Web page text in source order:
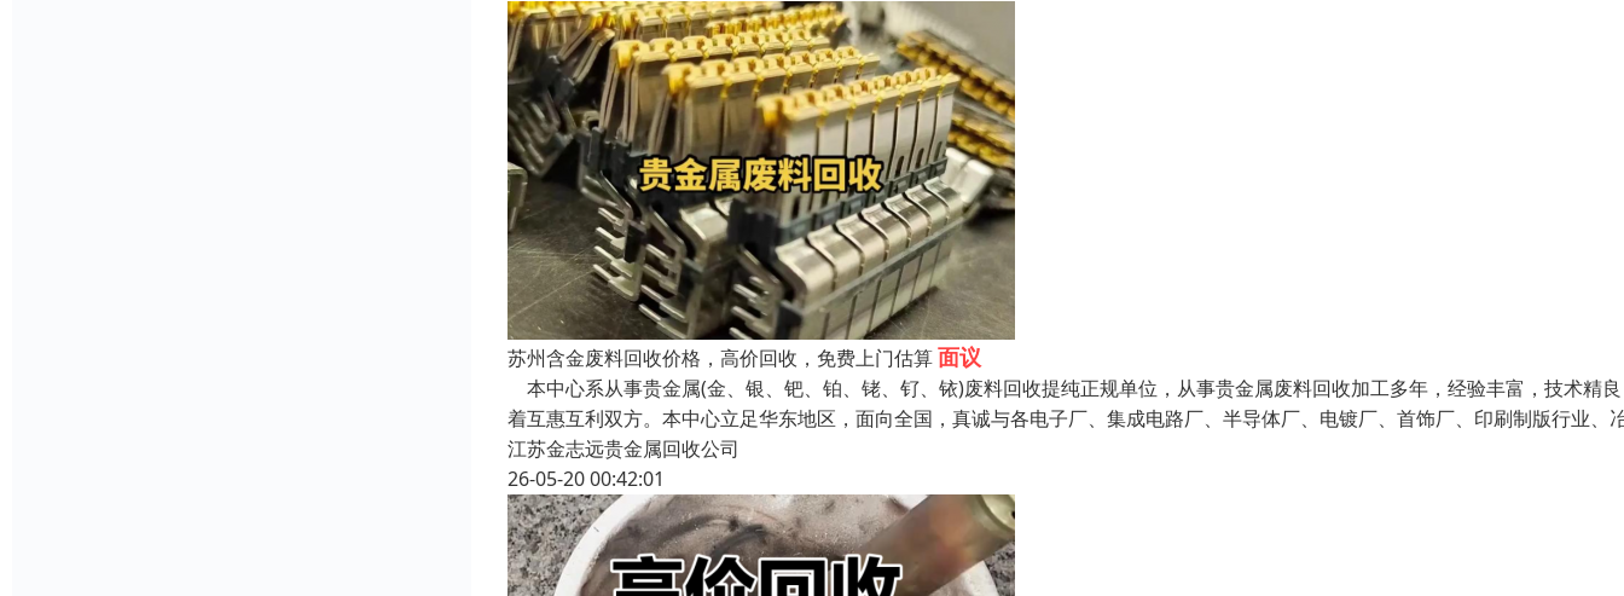
苏州含金废料回收价格，高价回收，免费上门估算面议
本中心系从事贵金属(金、银、钯、铂、铑、钌、铱)废料回收提纯正规单位，从事贵金属废料回收加工多年，经验丰富，技术精
着互惠互利双方。本中心立足华东地区，面向全国，真诚与各电子厂、集成电路厂、半导体厂、电镀厂、首饰厂、印刷制版行业、
江苏金志远贵金属回收公司
26-05-20 00:42:01